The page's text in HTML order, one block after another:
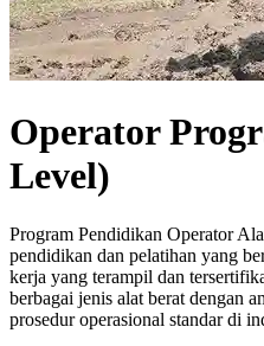
Operator
Level)
Program Pendidikan Operator
pendidikan dan pelatihan yang
kerja yang terampil dan
berbagai jenis alat berat dengan
prosedur operasional standar di